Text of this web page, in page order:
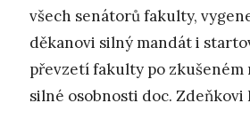
všech senátorů fakulty,
děkanovi silný mandát i
převzetí fakulty po zkušeném
silné osobnosti doc. Zdeňkovi